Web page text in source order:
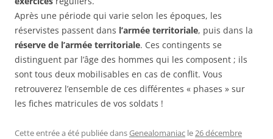
Après une période qui varie selon les époques, les
réservistes passent dans l’armée territoriale, puis dans la
réserve de l’armée territoriale. Ces contingents se
distinguent par l’âge des hommes qui les composent ; ils
sont tous deux mobilisables en cas de conflit. Vous
retrouverez l’ensemble de ces différentes « phases » sur
les fiches matricules de vos soldats !
Cette entrée a été publiée dansGenealomaniac le 26 décembre